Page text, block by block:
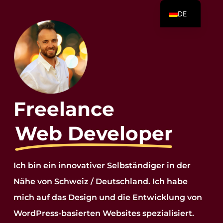
main
content
Freelance
Web Developer
Ich bin ein innovativer Selbständiger in der
Nähe von Schweiz / Deutschland. Ich habe
mich auf das Design und die Entwicklung von
WordPress-basierten Websites spezialisiert.
DE
EN